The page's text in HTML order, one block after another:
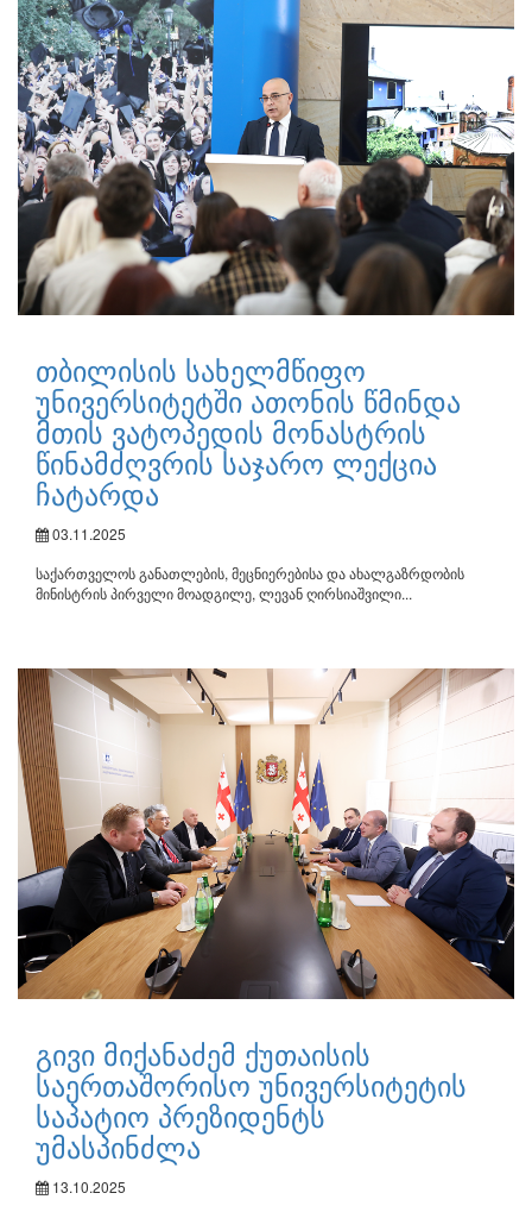
თბილისის სახელმწიფო
უნივერსიტეტში ათონის წმინდა
მთის ვატოპედის მონასტრის
წინამძღვრის საჯარო ლექცია
ჩატარდა
03.11.2025
საქართველოს განათლების, მეცნიერებისა და ახალგაზრდობის
მინისტრის პირველი მოადგილე, ლევან ღირსიაშვილი...
გივი მიქანაძემ ქუთაისის
საერთაშორისო უნივერსიტეტის
საპატიო პრეზიდენტს
უმასპინძლა
13.10.2025